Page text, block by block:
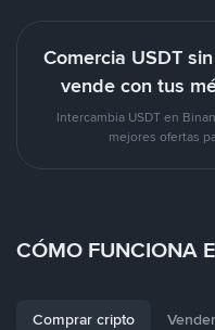
Comercia USDT
vende con tus
Intercambia USDT en
mejores ofertas
CÓMO FUNCIONA
Comprar cripto